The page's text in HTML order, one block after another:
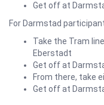
Get off at
For Darmstad
Take the Tram
Eberstadt
Get off at
From there, take
Get off at